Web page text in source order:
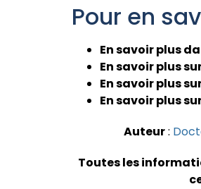
Pour en
En savoir plus
En savoir plus
En savoir plus
En savoir plus
Auteur:
Toutes les